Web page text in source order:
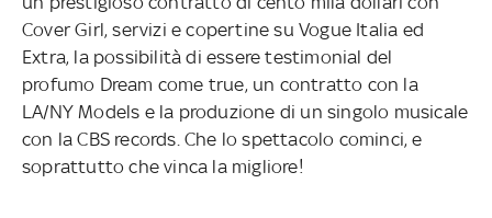
Cover Girl, servizi e copertine su Vogue Italia ed
Extra, la possibilità di essere testimonial del
profumo Dream come true, un contratto con la
LA/NY Models e la produzione di un singolo musicale
con la CBS records. Che lo spettacolo cominci, e
soprattutto che vinca la migliore!